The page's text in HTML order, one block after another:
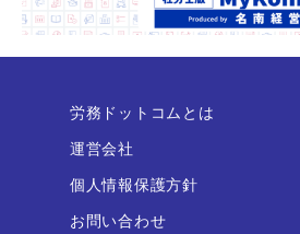
労務ドットコムとは
運営会社
個人情報保護方針
お問い合わせ